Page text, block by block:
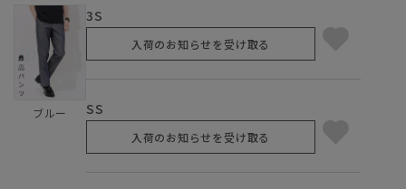
ブルー
3S
入荷のお知らせを受け取る
SS
入荷のお知らせを受け取る